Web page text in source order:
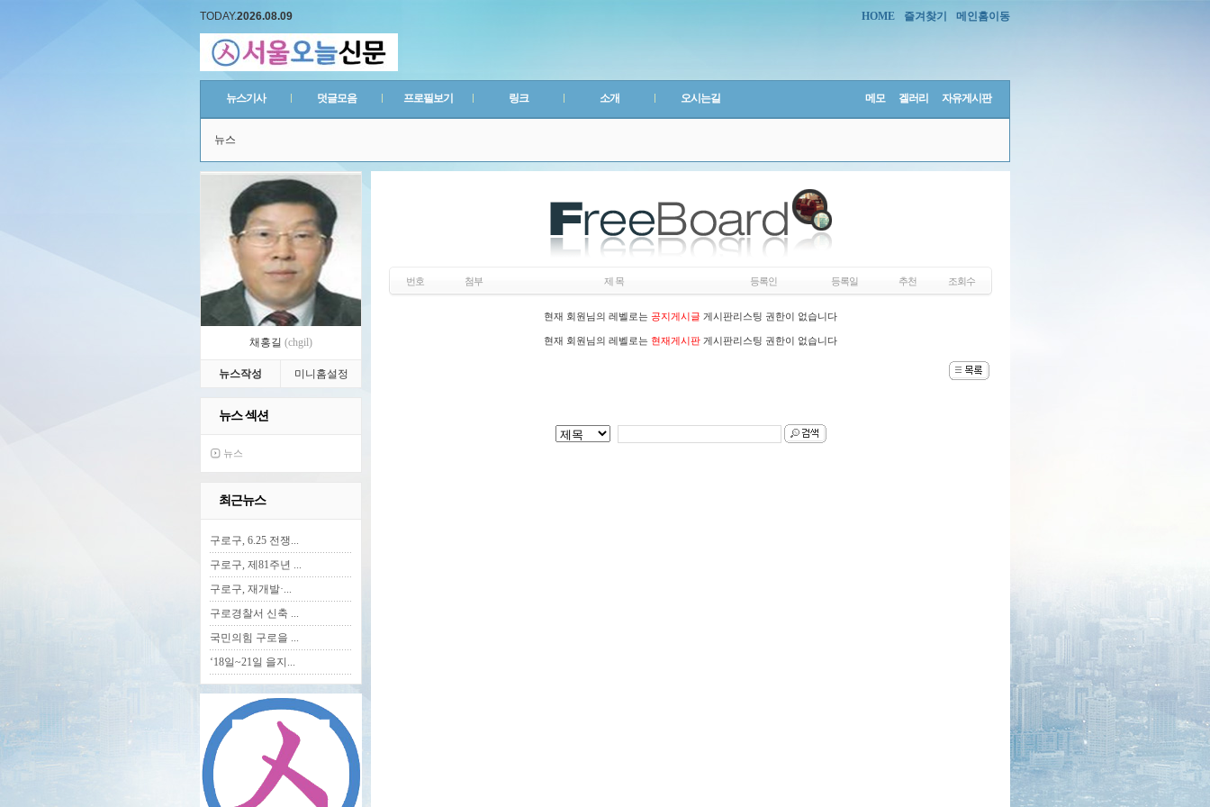
TODAY.2026.08.09 HOME 즐겨찾기 메인홈이동
뉴스기사 덧글모음 프로필보기 링크 소개 오시는길 메모 겔러리 자유게시판
뉴스
채홍길 (chgil)
뉴스작성 미니홈설정
뉴스 섹션
뉴스
최근뉴스
구로구, 6.25 전쟁...
구로구, 제81주년 ...
구로구, 재개발·...
구로경찰서 신축 ...
국민의힘 구로을 ...
‘18일~21일 을지...
번호 첨부 제 목 등록인 등록일 추천 조회수
현재 회원님의 레벨로는 공지게시글 게시판리스팅 권한이 없습니다
현재 회원님의 레벨로는 현재게시판 게시판리스팅 권한이 없습니다